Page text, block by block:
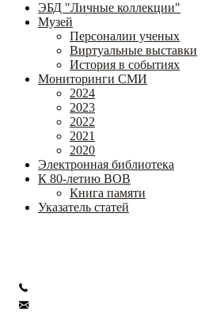
ЭБД "Личные коллекции"
Музей
Персоналии ученых
Виртуальные выставки
История в событиях
Мониторинги СМИ
2024
2023
2022
2021
2020
Электронная библиотека
К 80-летию ВОВ
Книга памяти
Указатель статей